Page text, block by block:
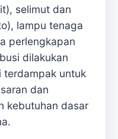
selimut dan
lampu tenaga
perlengkapan
dilakukan
terdampak untuk
dan
kebutuhan dasar